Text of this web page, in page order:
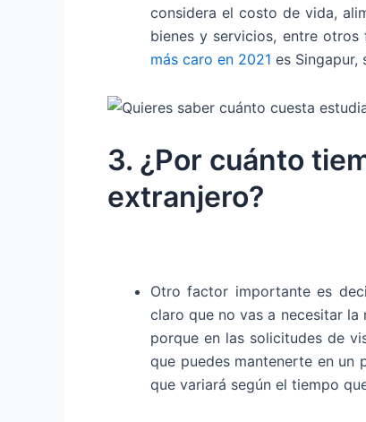
considera el costo de vida,
bienes y servicios, entre otros
más caro en 2021 es Singapur,
3. ¿Por cuánto
extranjero?
Otro factor importante es
claro que no vas a necesitar la
porque en las solicitudes de
que puedes mantenerte en un
que variará según el tiempo